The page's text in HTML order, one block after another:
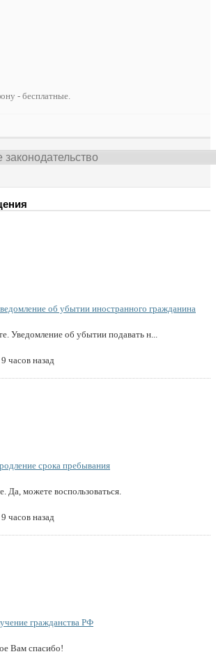
- бесплатные.
об убытии иностранного гражданина
Уведомление об убытии подавать н...
9 часов назад
срока пребывания
Да, можете воспользоваться.
9 часов назад
гражданства РФ
Вам спасибо!